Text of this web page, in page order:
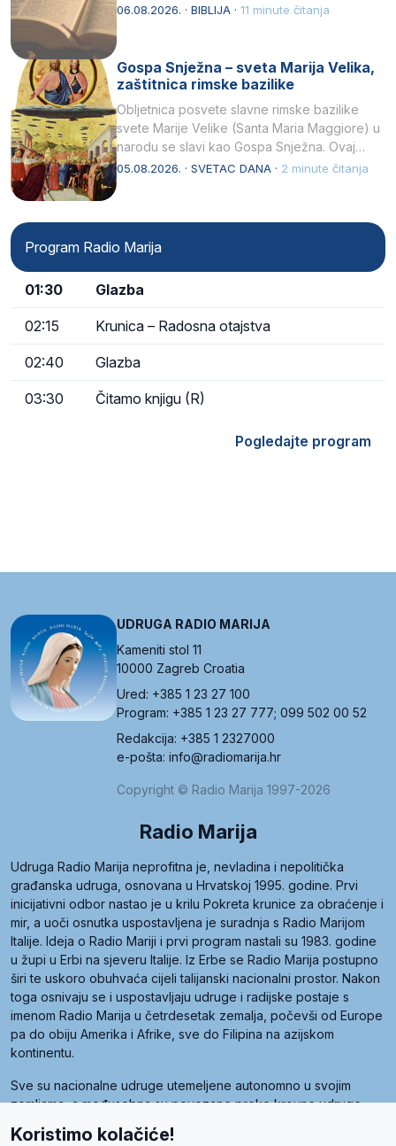
kukaca.2 A narod…
06.08.2026. · BIBLIJA · 11 minute čitanja
Gospa Snježna – sveta Marija Velika,
zaštitnica rimske bazilike
Obljetnica posvete slavne rimske bazilike
svete Marije Velike (Santa Maria Maggiore) u
narodu se slavi kao Gospa Snježna. Ovaj
naziv, Sancta Maria…
05.08.2026. · SVETAC DANA · 2 minute čitanja
Program Radio Marija
01:30 Glazba
02:15 Krunica – Radosna otajstva
02:40 Glazba
03:30 Čitamo knjigu (R)
Pogledajte program
UDRUGA RADIO MARIJA
Kameniti stol 11
10000 Zagreb Croatia
Ured: +385 1 23 27 100
Program: +385 1 23 27 777; 099 502 00 52
Redakcija: +385 1 2327000
e-pošta: info@radiomarija.hr
Copyright © Radio Marija 1997-2026
Radio Marija
Udruga Radio Marija neprofitna je, nevladina i nepolitička
građanska udruga, osnovana u Hrvatskoj 1995. godine. Prvi
inicijativni odbor nastao je u krilu Pokreta krunice za obraćenje i
mir, a uoči osnutka uspostavljena je suradnja s Radio Marijom
Italije. Ideja o Radio Mariji i prvi program nastali su 1983. godine
u župi u Erbi na sjeveru Italije. Iz Erbe se Radio Marija postupno
širi te uskoro obuhvaća cijeli talijanski nacionalni prostor. Nakon
toga osnivaju se i uspostavljaju udruge i radijske postaje s
imenom Radio Marija u četrdesetak zemalja, počevši od Europe
pa do obiju Amerika i Afrike, sve do Filipina na azijskom
kontinentu.
Sve su nacionalne udruge utemeljene autonomno u svojim
zemljama, a međusobna su povezane preko krovne udruge
Radio Maria). Svjetsku obitelj utemeljilo je sedam članica, među
Koristimo kolačiće!